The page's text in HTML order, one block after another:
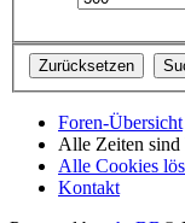
Foren-Übersicht
Alle Zeiten sind
Alle Cookies
Kontakt